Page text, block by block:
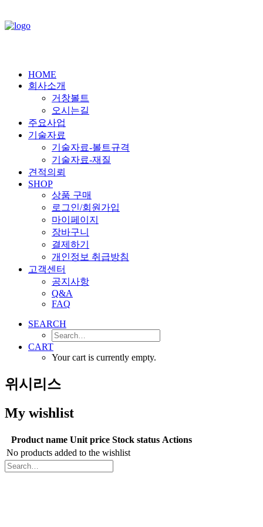
HOME
회사소개
거창볼트
오시는길
주요사업
기술자료
기술자료-볼트규격
기술자료-재질
견적의뢰
SHOP
상품 구매
로그인/회원가입
마이페이지
장바구니
결제하기
개인정보 취급방침
고객센터
공지사항
Q&A
FAQ
SEARCH
CART
Your cart is currently empty.
위시리스
My wishlist
Product name Unit price Stock status Actions
No products added to the wishlist